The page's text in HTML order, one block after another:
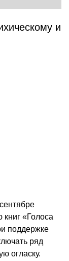
и
«Голоса
поддержке
ряд
огласку.